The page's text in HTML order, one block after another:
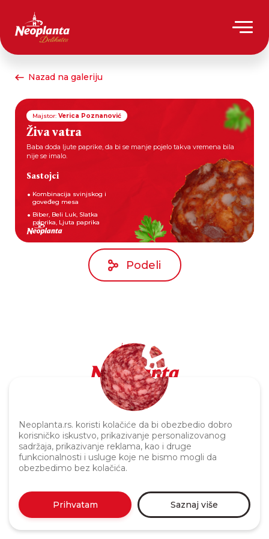
Neoplanta.rs. koristi kolačiće da bi obezbedio dobro
korisničko iskustvo, prikazivanje personalizovanog
sadržaja, prikazivanje reklama, kao i druge
funkcionalnosti i usluge koje ne bismo mogli da
obezbedimo bez kolačića.
Prihvatam Saznaj više
Nazad na galeriju
Majstor: Verica Poznanović
Živa vatra
Baba doda ljute paprike, da bi se manje pojelo takva vremena bila
nije se imalo.
Sastojci
Kombinacija svinjskog i
goveđeg mesa
Biber, Beli Luk, Slatka
paprika, Ljuta paprika
Podeli
Politika privatnosti